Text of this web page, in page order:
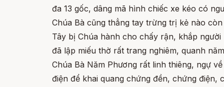
đa 13 gốc, dâng mã hình chiếc xe kéo có
Chúa Bà cũng thẳng tay trừng trị kẻ nào
Tây bị Chúa hành cho chấy rận, khắp
đã lập miếu thờ rất trang nghiêm, quanh
Chúa Bà Năm Phương rất linh thiêng, ngự
điện để khai quang chứng đền, chứng điện,